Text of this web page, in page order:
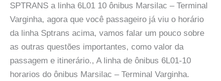
SPTRANS a linha 6L01 10 ônibus Marsilac – Terminal
Varginha, agora que você passageiro já viu o horário
da linha Sptrans acima, vamos falar um pouco sobre
as outras questões importantes, como valor da
passagem e itinerário., A linha de ônibus 6L01-10
horarios do ônibus Marsilac – Terminal Varginha.